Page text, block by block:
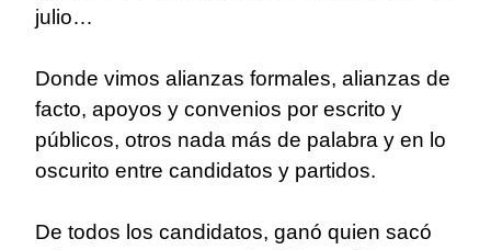
julio…
Donde vimos alianzas formales, alianzas de
facto, apoyos y convenios por escrito y
públicos, otros nada más de palabra y en lo
oscurito entre candidatos y partidos.
De todos los candidatos, ganó quien sacó